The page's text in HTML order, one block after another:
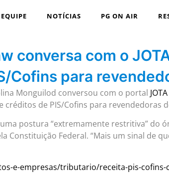
EQUIPE NOTÍCIAS PG ON AIR
conversa com o
Cofins para
Monguilod conversou com o portal JOTA
de PIS/Cofins para revendedoras
postura “extremamente restritiva”
Constituição Federal. “Mais um sinal de
e-empresas/tributario/receita-pis-cofins-